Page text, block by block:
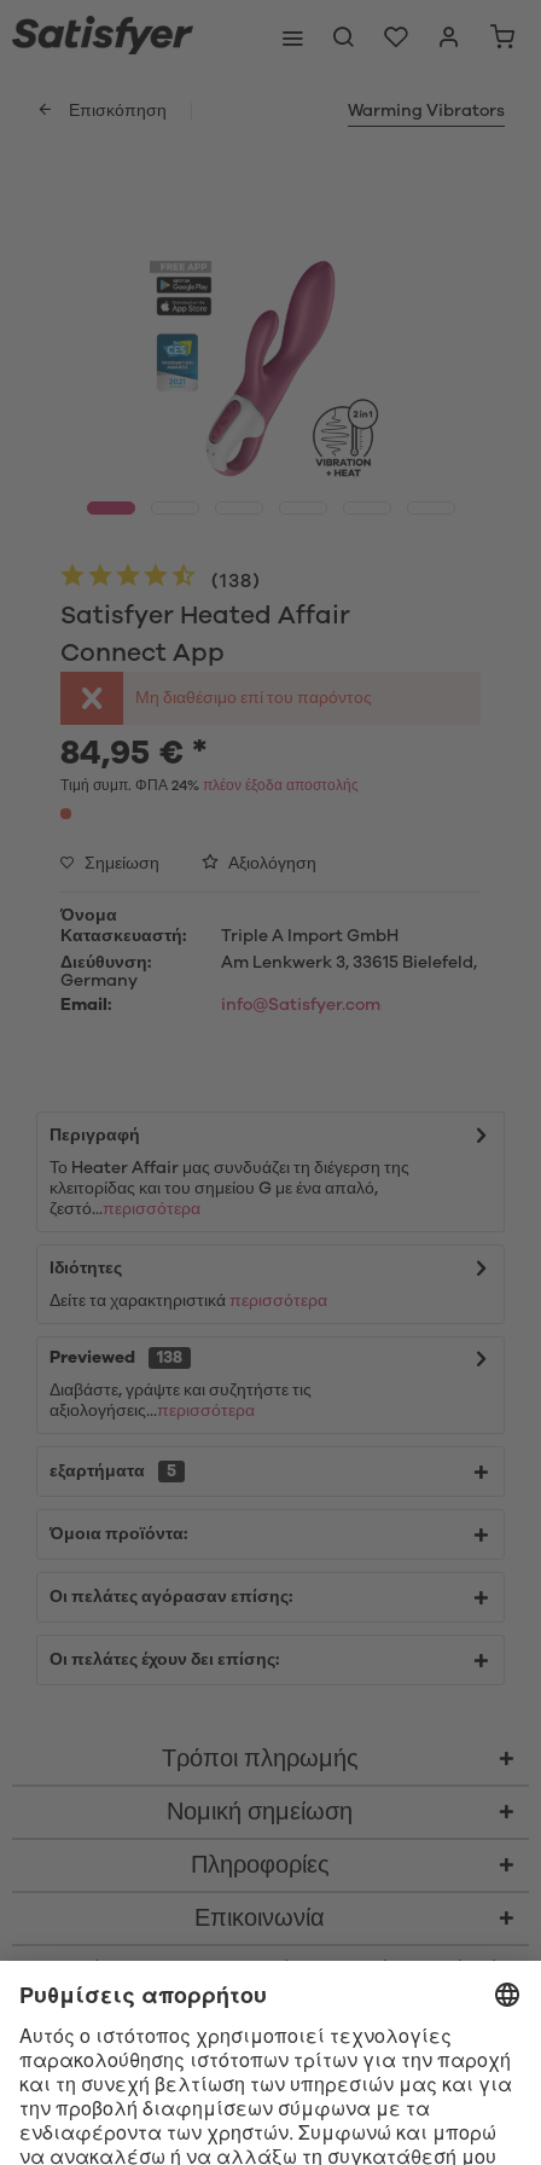
Επισκόπηση Warming Vibrators
Satisfyer Heated Affair
Connect App
(138)
Μη διαθέσιμο επί του παρόντος
84,95 € *
Τιμή συμπ. ΦΠΑ 24% πλέον έξοδα αποστολής
Σημείωση Αξιολόγηση
Όνομα
Κατασκευαστή:
Triple A Import GmbH
Διεύθυνση:
Am Lenkwerk 3, 33615 Bielefeld,
Germany
Email:
info@Satisfyer.com
Περιγραφή
Το Heater Affair μας συνδυάζει τη διέγερση της
κλειτορίδας και του σημείου G με ένα απαλό,
ζεστό...περισσότερα
Ιδιότητες
Δείτε τα χαρακτηριστικά περισσότερα
Previewed
138
Διαβάστε, γράψτε και συζητήστε τις
αξιολογήσεις...περισσότερα
εξαρτήματα 5
Όμοια προϊόντα:
Οι πελάτες αγόρασαν επίσης:
Οι πελάτες έχουν δει επίσης:
Τρόποι πληρωμής
Νομική σημείωση
Πληροφορίες
Επικοινωνία
παραλαβής, αν δεν περιγράφεται κάτι διαφορετικό
Bluetooth SIG, Inc. και η χρήση τέτοιων σημάτων από την Satisfyer GmbH
πραγματοποιείται κατόπιν παραχώρησης σχετικής άδειας.
Το Apple, το λογότυπο Apple και το Apple Watch είναι εμπορικά σήματα της
Apple Inc. Το Google Play και το λογότυπο του Google Play είναι εμπορικά